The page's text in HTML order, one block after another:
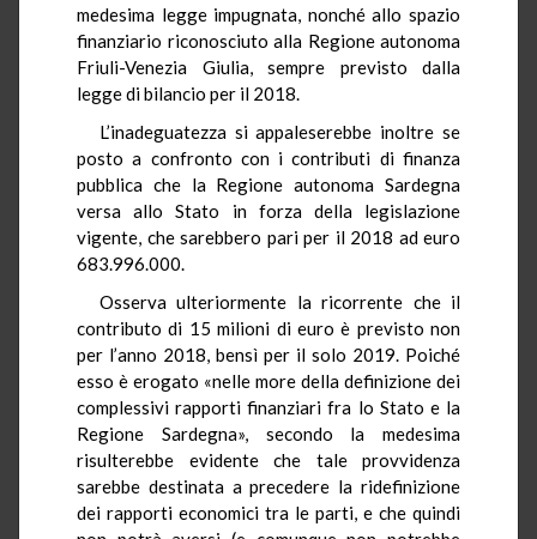
medesima legge impugnata, nonché allo spazio
finanziario riconosciuto alla Regione autonoma
Friuli-Venezia Giulia, sempre previsto dalla
legge di bilancio per il 2018.
L’inadeguatezza si appaleserebbe inoltre se
posto a confronto con i contributi di finanza
pubblica che la Regione autonoma Sardegna
versa allo Stato in forza della legislazione
vigente, che sarebbero pari per il 2018 ad euro
683.996.000.
Osserva ulteriormente la ricorrente che il
contributo di 15 milioni di euro è previsto non
per l’anno 2018, bensì per il solo 2019. Poiché
esso è erogato «nelle more della definizione dei
complessivi rapporti finanziari fra lo Stato e la
Regione Sardegna», secondo la medesima
risulterebbe evidente che tale provvidenza
sarebbe destinata a precedere la ridefinizione
dei rapporti economici tra le parti, e che quindi